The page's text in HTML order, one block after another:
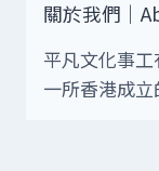
關於我們｜
平凡文化事
一所香港成立